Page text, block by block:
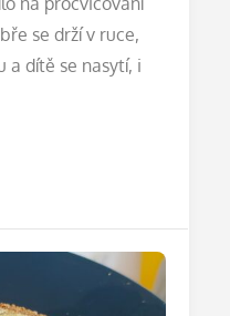
se drží v ruce,
a dítě se nasytí, i